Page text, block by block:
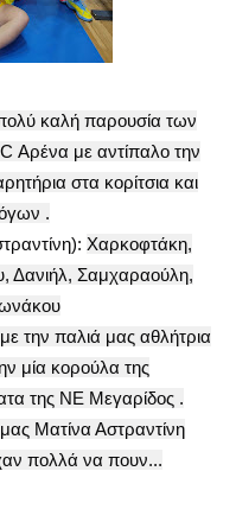
πολύ καλή παρουσία των
Αρένα με αντίπαλο την
στα κορίτσια και
.
Χαρκοφτάκη,
Δανιήλ, Σαμχαραούλη,
την παλιά μας αθλήτρια
μία κορούλα της
της ΝΕ Μεγαρίδος .
Ματίνα Αστραντίνη
πολλά να πουν...